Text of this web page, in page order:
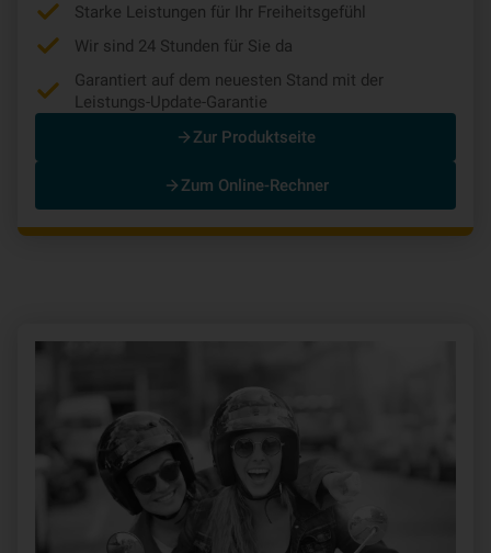
Starke Leistungen für Ihr Freiheitsgefühl
Wir sind 24 Stunden für Sie da
Garantiert auf dem neuesten Stand mit der
Leistungs-Update-Garantie
Zur Produktseite
Zum Online-Rechner